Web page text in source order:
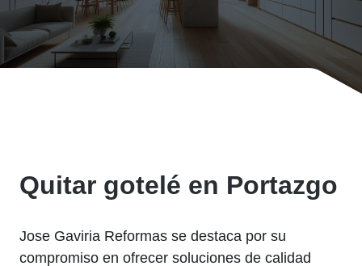
Quitar gotelé en Portazgo
Jose Gaviria Reformas se destaca por su
compromiso en ofrecer soluciones de calidad